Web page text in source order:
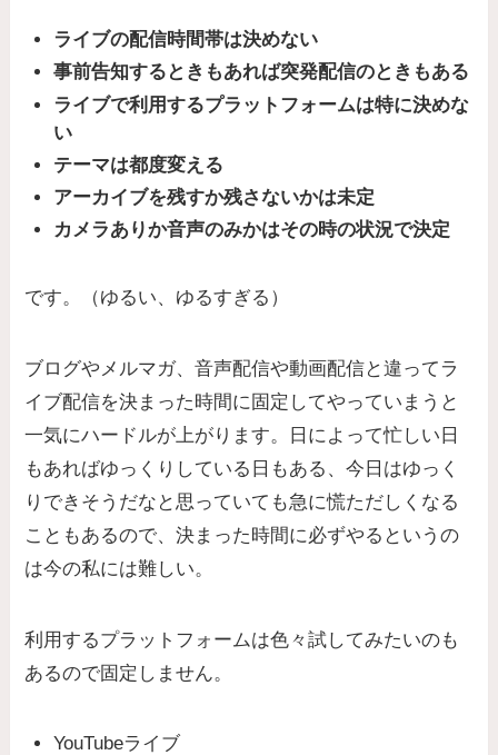
ライブの配信時間帯は決めない
事前告知するときもあれば突発配信のときもある
ライブで利用するプラットフォームは特に決めな
い
テーマは都度変える
アーカイブを残すか残さないかは未定
カメラありか音声のみかはその時の状況で決定
です。（ゆるい、ゆるすぎる）
ブログやメルマガ、音声配信や動画配信と違ってラ
イブ配信を決まった時間に固定してやっていまうと
一気にハードルが上がります。日によって忙しい日
もあればゆっくりしている日もある、今日はゆっく
りできそうだなと思っていても急に慌ただしくなる
こともあるので、決まった時間に必ずやるというの
は今の私には難しい。
利用するプラットフォームは色々試してみたいのも
あるので固定しません。
YouTubeライブ